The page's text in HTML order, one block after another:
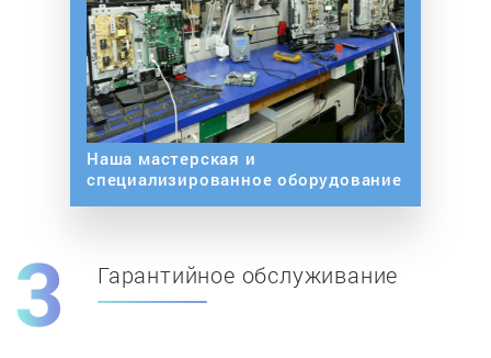
Наша мастерская и
специализированное оборудование
Гарантийное обслуживание